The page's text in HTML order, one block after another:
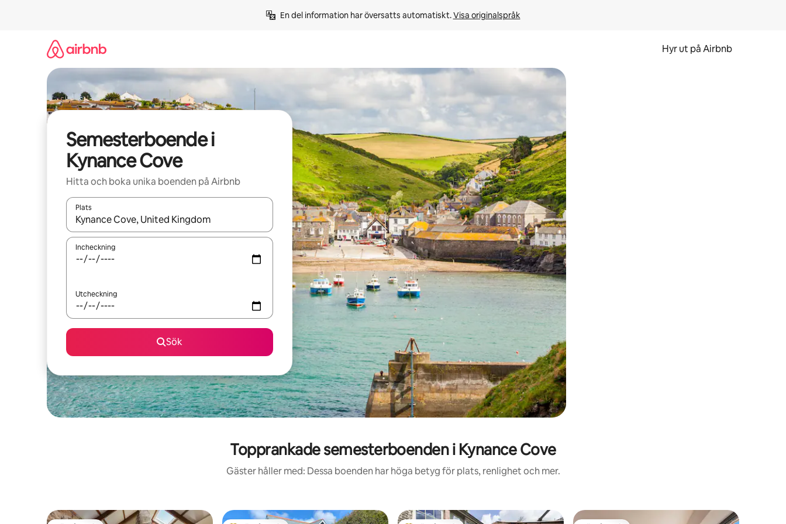
En del information har översatts automatiskt. Visa originalspråk
Hyr ut på Airbnb
Semesterboende i
Kynance Cove
Hitta och boka unika boenden på Airbnb
Plats
När resultaten är tillgängliga kan du navigera med upp- och nedåtpilarna eller utforska genom att trycka eller svepa.
Incheckning
Utcheckning
Sök
Topprankade semesterboenden i Kynance Cove
Gäster håller med: Dessa boenden har höga betyg för plats, renlighet och mer.